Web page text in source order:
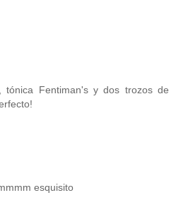
tónica Fentiman's y dos trozos de
esquisito